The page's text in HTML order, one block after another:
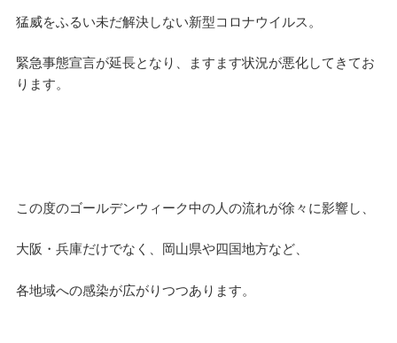
猛威をふるい未だ解決しない新型コロナウイルス。
緊急事態宣言が延長となり、ますます状況が悪化してきてお
ります。
この度のゴールデンウィーク中の人の流れが徐々に影響し、
大阪・兵庫だけでなく、岡山県や四国地方など、
各地域への感染が広がりつつあります。